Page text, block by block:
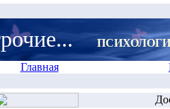
Главная